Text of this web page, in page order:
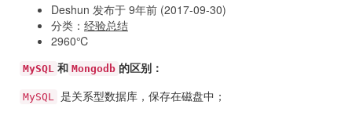
Deshun 发布于 9年前 (2017-09-30)
分类： 经验总结
2960℃
MySQL 和 Mongodb 的区别：
MySQL 是关系型数据库，保存在磁盘中；